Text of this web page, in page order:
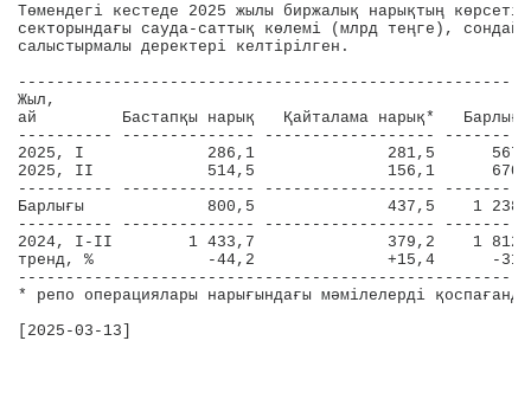
Төмендегі кестеде 2025 жылы биржалық нарықтың
секторындағы сауда-саттық көлемі (млрд теңге),
салыстырмалы деректері келтірілген.
Жыл,
ай         Бастапқы нарық
---------- -------------- ------------------
2025, I             286,1              281,5
2025, II            514,5              156,1
---------- -------------- ------------------
Барлығы             800,5              437,5    1
---------- -------------- ------------------
2024, I-ІІ        1 433,7              379,2    1
тренд, %            -44,2              +15,4      -
* репо операциялары нарығындағы мәмілелерді
[2025-03-13]